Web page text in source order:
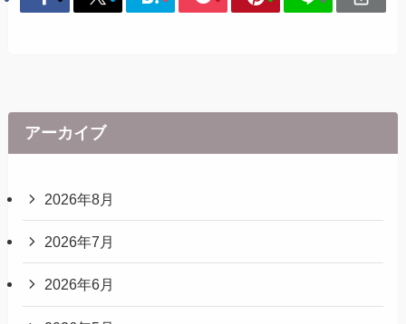
アーカイブ
2026年8月
2026年7月
2026年6月